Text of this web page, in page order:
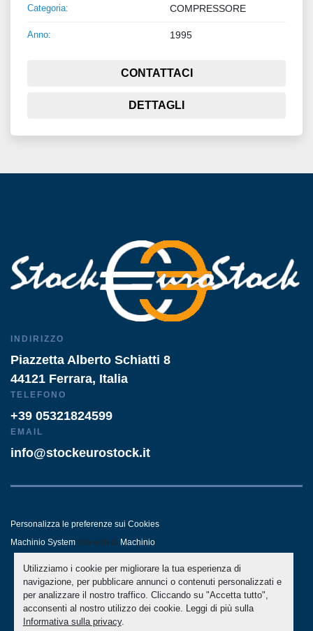
Utilizziamo i cookie per migliorare la tua esperienza di
navigazione, per pubblicare annunci o contenuti personalizzati e
per analizzare il nostro traffico. Cliccando su "Accetta tutto",
acconsenti al nostro utilizzo dei cookie. Leggi di più sulla
Informativa sulla privacy.
Categoria: COMPRESSORE
Anno: 1995
CONTATTACI
DETTAGLI
INDIRIZZO
Piazzetta Alberto Schiatti 8
44121 Ferrara, Italia
TELEFONO
+39 05321824599
EMAIL
info@stockeurostock.it
Personalizza le preferenze sui Cookies
Machinio System sito web di Machinio
- LINKEDIN - WHATSAPP